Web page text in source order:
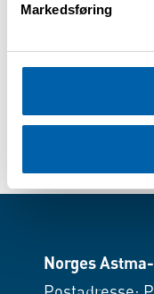
Markedsføring
Påmelding
til mølla-
E-post:
Telefon: 922
Norges